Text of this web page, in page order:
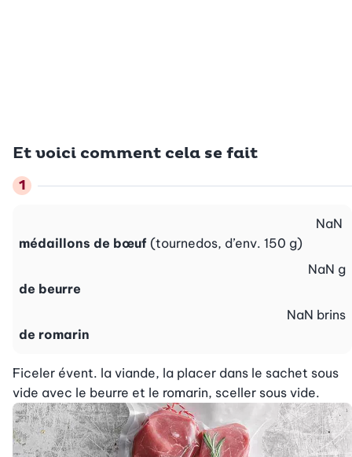
Et voici comment cela se fait
médaillons de bœuf (tournedos, d’env. 150 g)
NaN
de beurre
NaN g
de romarin
NaN brins
Ficeler évent. la viande, la placer dans le sachet sous
vide avec le beurre et le romarin, sceller sous vide.